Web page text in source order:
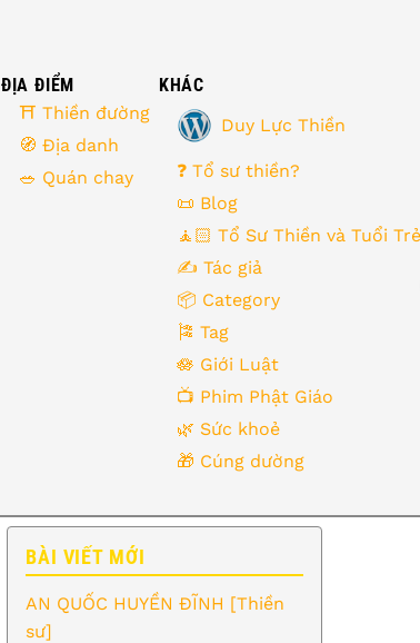
ĐỊA ĐIỂM
⛩ Thiền đường
🧭 Địa danh
🥗 Quán chay
KHÁC
Duy Lực Thiền
❓ Tổ sư thiền?
📜 Blog
🧘🏻 Tổ Sư Thiền và Tuổi Trẻ
✍️ Tác giả
📦 Category
🎏 Tag
🪷 Giới Luật
📺 Phim Phật Giáo
🌿️ Sức khoẻ
🎁️ Cúng dường
BÀI VIẾT MỚI
AN QUỐC HUYỀN ĐĨNH [Thiền
sư]